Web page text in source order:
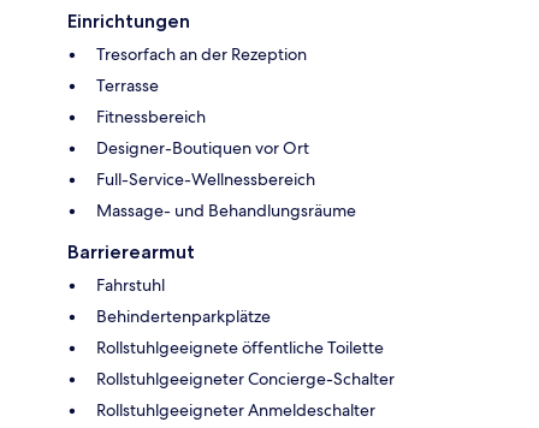
Einrichtungen
Tresorfach an der Rezeption
Terrasse
Fitnessbereich
Designer-Boutiquen vor Ort
Full-Service-Wellnessbereich
Massage- und Behandlungsräume
Barrierearmut
Fahrstuhl
Behindertenparkplätze
Rollstuhlgeeignete öffentliche Toilette
Rollstuhlgeeigneter Concierge-Schalter
Rollstuhlgeeigneter Anmeldeschalter